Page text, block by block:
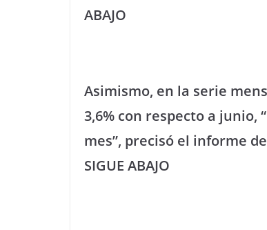
ABAJO
Asimismo, en la serie
3,6% con respecto a junio,
mes”, precisó el informe
SIGUE ABAJO